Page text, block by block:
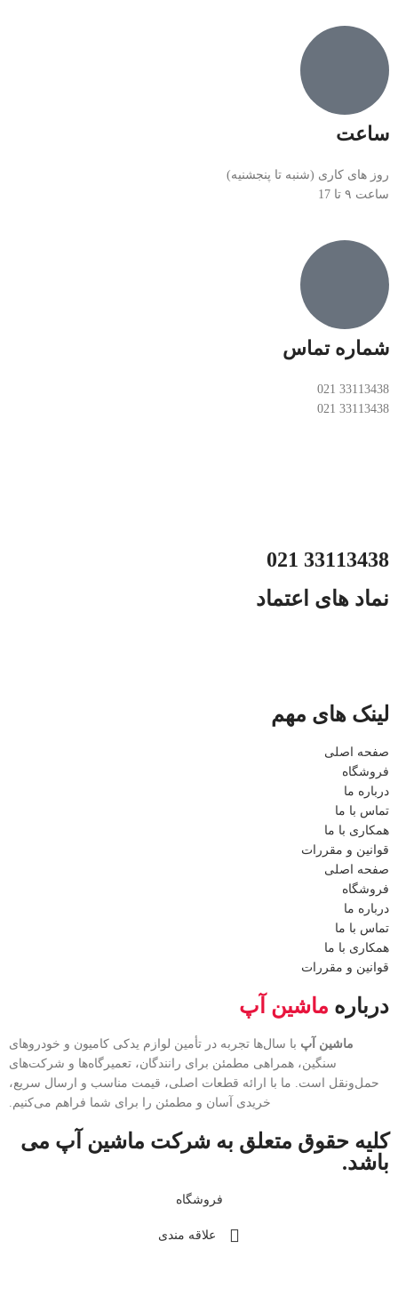
ساعت
روز های کاری (شنبه تا پنجشنیه)
ساعت ۹ تا 17
شماره تماس
33113438 021
33113438 021
33113438 021
درباره ماشین آپ
ماشین آپ با سال‌ها تجربه در تأمین لوازم یدکی کامیون و خودروهای
سنگین، همراهی مطمئن برای رانندگان، تعمیرگاه‌ها و شرکت‌های
حمل‌ونقل است. ما با ارائه قطعات اصلی، قیمت مناسب و ارسال سریع،
خریدی آسان و مطمئن را برای شما فراهم می‌کنیم.
لینک های مهم
صفحه اصلی
فروشگاه
درباره ما
تماس با ما
همکاری با ما
قوانین و مقررات
صفحه اصلی
فروشگاه
درباره ما
تماس با ما
همکاری با ما
قوانین و مقررات
نماد های اعتماد
کلیه حقوق متعلق به شرکت ماشین آپ می
باشد.
فروشگاه
علاقه مندی